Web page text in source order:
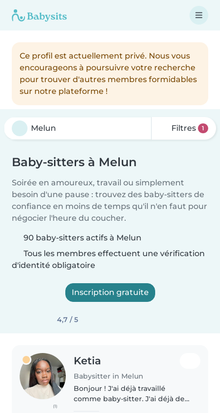
Ce profil est actuellement privé. Nous vous
encourageons à poursuivre votre recherche
pour trouver d'autres membres formidables
sur notre plateforme !
Filtres 1
Baby-sitters à Melun
Soirée en amoureux, travail ou simplement
besoin d'une pause : trouvez des baby-sitters de
confiance en moins de temps qu'il n'en faut pour
négocier l'heure du coucher.
90 baby-sitters actifs à Melun
Tous les membres effectuent une vérification
d'identité obligatoire
Inscription gratuite
4,7 / 5
(1)
Ketia
Babysitter in Melun
Bonjour ! J'ai déjà travaillé
comme baby-sitter. J'ai déjà de